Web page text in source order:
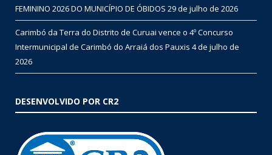
FEMININO 2026 DO MUNICÍPIO DE ÓBIDOS 29 de julho de 2026
Carimbó da Terra do Distrito de Curuai vence o 4º Concurso
Intermunicipal de Carimbó do Arraiá dos Pauxis 4 de julho de
2026
DESENVOLVIDO POR CR2